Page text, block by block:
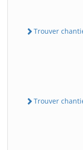
Trouver
Trouver